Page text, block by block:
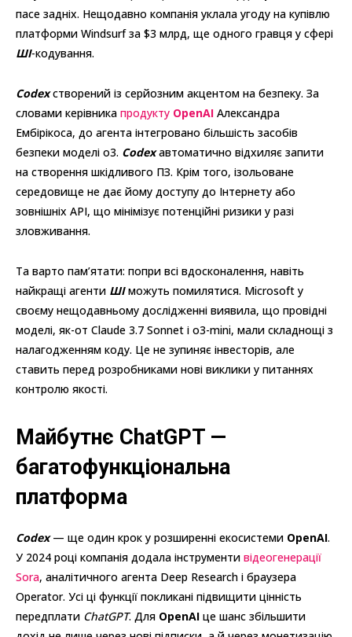
пасе задніх. Нещодавно компанія уклала угоду на купівлю
платформи Windsurf за $3 млрд, ще одного гравця у сфері
ШІ-кодування.
Codexстворений із серйозним акцентом на безпеку. За
словами керівника продукту OpenAI Александра
Ембірікоса, до агента інтегровано більшість засобів
безпеки моделі o3. Codexавтоматично відхиляє запити
на створення шкідливого ПЗ. Крім того, ізольоване
середовище не дає йому доступу до Інтернету або
зовнішніх API, що мінімізує потенційні ризики у разі
зловживання.
Та варто пам’ятати: попри всі вдосконалення, навіть
найкращі агенти ШІможуть помилятися. Microsoft у
своєму нещодавньому дослідженні виявила, що провідні
моделі, як-от Claude 3.7 Sonnet і o3-mini, мали складнощі з
налагодженням коду. Це не зупиняє інвесторів, але
ставить перед розробниками нові виклики у питаннях
контролю якості.
Майбутнє ChatGPT —
багатофункціональна
платформа
Codex— ще один крок у розширенні екосистеми OpenAI.
У 2024 році компанія додала інструменти відеогенерації
Sora, аналітичного агента Deep Research і браузера
Operator. Усі ці функції покликані підвищити цінність
передплати ChatGPT. Для OpenAI це шанс збільшити